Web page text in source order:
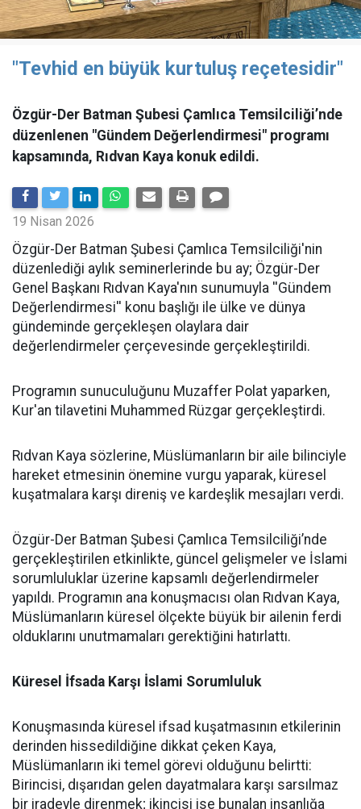
"Tevhid en büyük kurtuluş reçetesidir"
Özgür-Der Batman Şubesi Çamlıca Temsilciliği’nde
düzenlenen "Gündem Değerlendirmesi" programı
kapsamında, Rıdvan Kaya konuk edildi.
19 Nisan 2026
​Özgür-Der Batman Şubesi Çamlıca Temsilciliği'nin
düzenlediği aylık seminerlerinde bu ay; Özgür-Der
Genel Başkanı Rıdvan Kaya'nın sunumuyla ''Gündem
Değerlendirmesi'' konu başlığı ile ülke ve dünya
gündeminde gerçekleşen olaylara dair
değerlendirmeler çerçevesinde gerçekleştirildi.
Programın sunuculuğunu Muzaffer Polat yaparken,
Kur'an tilavetini Muhammed Rüzgar gerçekleştirdi.
Rıdvan Kaya sözlerine, Müslümanların bir aile bilinciyle
hareket etmesinin önemine vurgu yaparak, küresel
kuşatmalara karşı direniş ve kardeşlik mesajları verdi.
Özgür-Der Batman Şubesi Çamlıca Temsilciliği’nde
gerçekleştirilen etkinlikte, güncel gelişmeler ve İslami
sorumluluklar üzerine kapsamlı değerlendirmeler
yapıldı. Programın ana konuşmacısı olan Rıdvan Kaya,
Müslümanların küresel ölçekte büyük bir ailenin ferdi
olduklarını unutmamaları gerektiğini hatırlattı.
Küresel İfsada Karşı İslami Sorumluluk
Konuşmasında küresel ifsad kuşatmasının etkilerinin
derinden hissedildiğine dikkat çeken Kaya,
Müslümanların iki temel görevi olduğunu belirtti:
Birincisi, dışarıdan gelen dayatmalara karşı sarsılmaz
bir iradeyle direnmek; ikincisi ise bunalan insanlığa